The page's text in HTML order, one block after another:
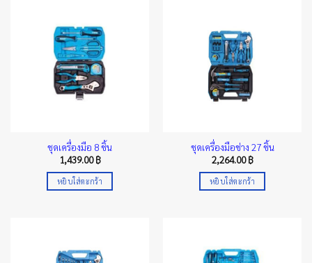
ชุดเครื่องมือ 8 ชิ้น
1,439.00฿
หยิบใส่ตะกร้า
ชุดเครื่องมือช่าง 27 ชิ้น
2,264.00฿
หยิบใส่ตะกร้า